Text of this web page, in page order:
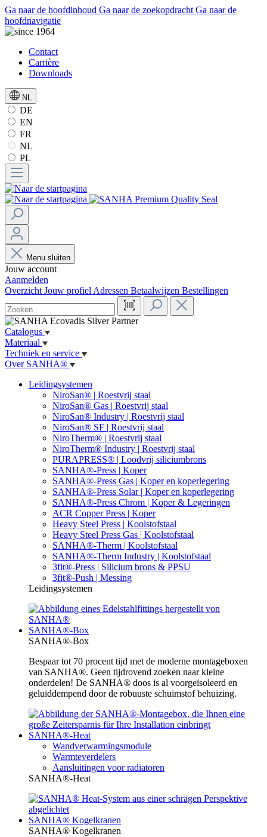
Ga naar de hoofdinhoud Ga naar de zoekopdracht Ga naar de
hoofdnavigatie
Contact
Carrière
Downloads
NL
DE
EN
FR
NL
PL
Menu sluiten
Jouw account
Aanmelden
Overzicht Jouw profiel Adressen Betaalwijzen Bestellingen
Catalogus
Materiaal
Techniek en service
Over SANHA®
Leidingsystemen
NiroSan® | Roestvrij staal
NiroSan® Gas | Roestvrij staal
NiroSan® Industry | Roestvrij staal
NiroSan® SF | Roestvrij staal
NiroTherm® | Roestvrij staal
NiroTherm® Industry | Roestvrij staal
PURAPRESS® | Loodvrij siliciumbrons
SANHA®-Press | Koper
SANHA®-Press Gas | Koper en koperlegering
SANHA®-Press Solar | Koper en koperlegering
SANHA®-Press Chrom | Koper & Legeringen
ACR Copper Press | Koper
Heavy Steel Press | Koolstofstaal
Heavy Steel Press Gas | Koolstofstaal
SANHA®-Therm | Koolstofstaal
SANHA®-Therm Industry | Koolstofstaal
3fit®-Press | Silicium brons & PPSU
3fit®-Push | Messing
Leidingsystemen
SANHA®-Box
SANHA®-Box
Bespaar tot 70 procent tijd met de moderne montageboxen
van SANHA®. Geen tijdrovend zoeken naar kleine
onderdelen! De SANHA® doos is al voorgeïsoleerd en
geluiddempend door de robuuste schuimstof behuizing.
SANHA®-Heat
Wandverwarmingsmodule
Warmteverdelers
Aansluitingen voor radiatoren
SANHA®-Heat
SANHA® Kogelkranen
SANHA® Kogelkranen